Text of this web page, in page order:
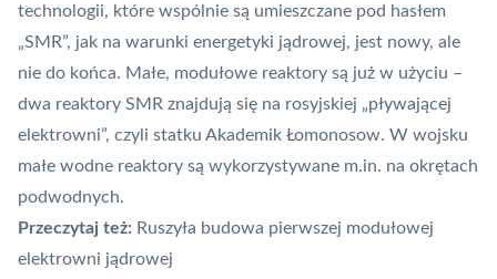
technologii, które wspólnie są umieszczane pod hasłem
„SMR”, jak na warunki energetyki jądrowej, jest nowy, ale
nie do końca. Małe, modułowe reaktory są już w użyciu –
dwa reaktory SMR znajdują się na rosyjskiej „pływającej
elektrowni”, czyli statku Akademik Łomonosow. W wojsku
małe wodne reaktory są wykorzystywane m.in. na okrętach
podwodnych.
Przeczytaj też: Ruszyła budowa pierwszej modułowej
elektrowni jądrowej